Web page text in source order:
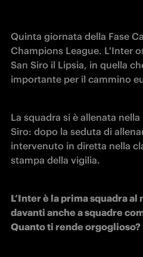
Quinta giornata della Fase
Champions League. L'Inter
San Siro il Lipsia, in quella
importante per il cammino
La squadra si è allenata
Siro: dopo la seduta di
intervenuto in diretta nella
stampa della vigilia.
L’Inter è la prima squadra
davanti anche a squadre
Quanto ti rende orgoglioso?